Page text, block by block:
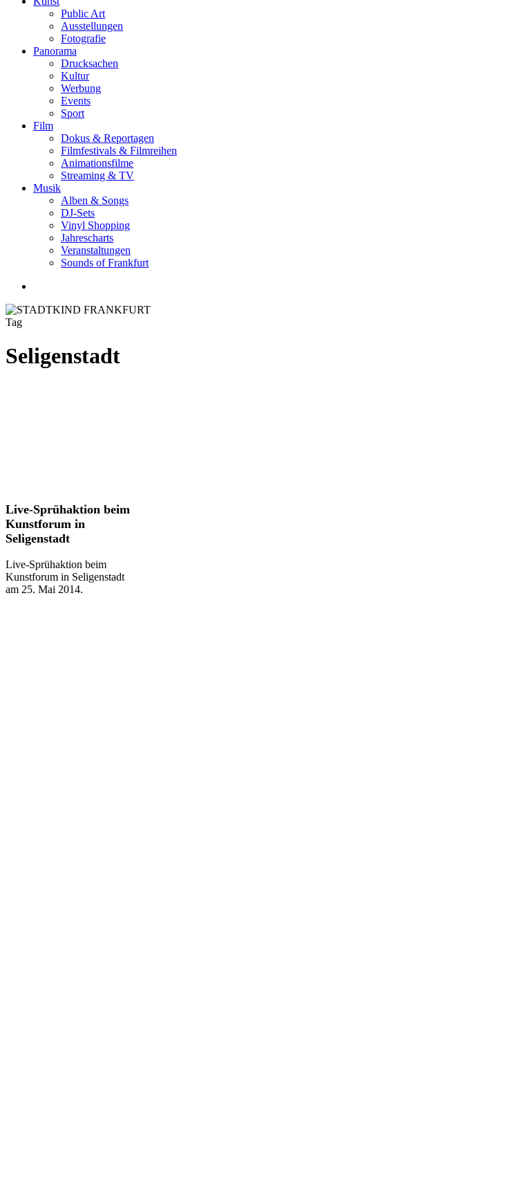
Public Art
Ausstellungen
Fotografie
Panorama
Drucksachen
Kultur
Werbung
Events
Sport
Film
Dokus & Reportagen
Filmfestivals & Filmreihen
Animationsfilme
Streaming & TV
Musik
Alben & Songs
DJ-Sets
Vinyl Shopping
Jahrescharts
Veranstaltungen
Sounds of Frankfurt
Tag
Seligenstadt
Live-
Sprühaktion
beim
Kunstforum
Seligenstadt
Live-Sprühaktion beim
Kunstforum in
Seligenstadt
Live-Sprühaktion beim
Kunstforum in Seligenstadt
am 25. Mai 2014.